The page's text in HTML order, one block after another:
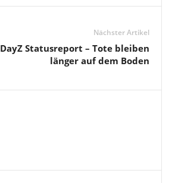
Nächster Artikel
DayZ Statusreport – Tote bleiben
länger auf dem Boden